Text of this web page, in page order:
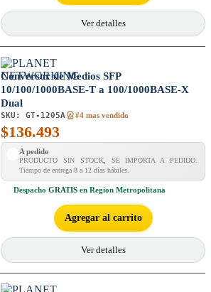
Ver detalles
Conversor de Medios SFP
10/100/1000BASE-T a 100/1000BASE-X
Dual
SKU: GT-1205A #4 mas vendido
$136.493
A pedido
PRODUCTO SIN STOCK, SE IMPORTA A PEDIDO.
Tiempo de entrega 8 a 12 días hábiles.
Despacho GRATIS en Region Metropolitana
Agregar al carrito
Ver detalles